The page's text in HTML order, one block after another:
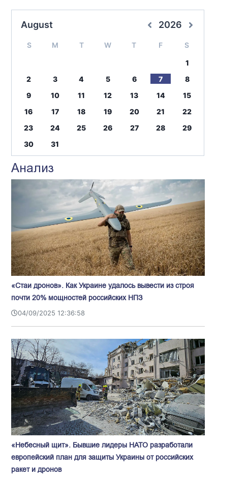
August 2026
S M T W T F S
1
2
3 4 5 6 7
8
9
10 11 12 13 14
15
16
17 18 19 20 21
22
23
24 25 26 27 28
29
30
31
Анализ
«Стаи дронов». Как Украине удалось вывести из строя
почти 20% мощностей российских НПЗ
04/09/2025 12:36:58
«Небесный щит». Бывшие лидеры НАТО разработали
европейский план для защиты Украины от российских
ракет и дронов